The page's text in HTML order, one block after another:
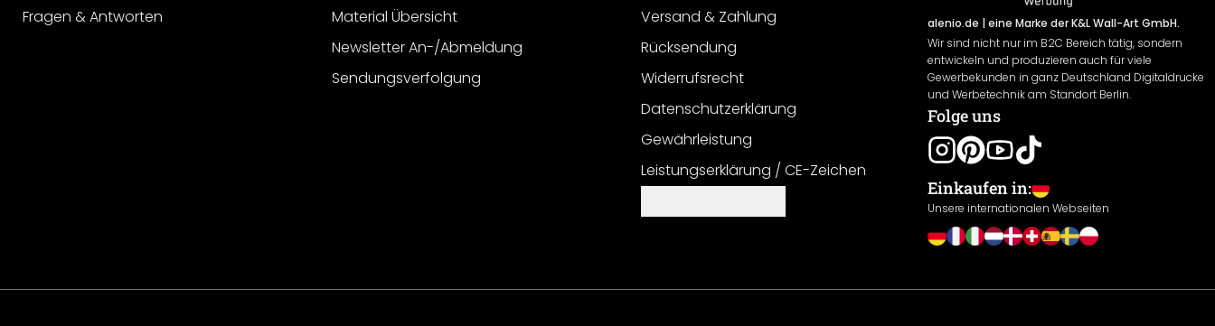
Fragen & Antworten
Material Übersicht
Newsletter An-/Abmeldung
Sendungsverfolgung
Versand & Zahlung
Rücksendung
Widerrufsrecht
Datenschutzerklärung
Gewährleistung
Leistungserklärung / CE-Zeichen
alenio.de | eine Marke der K&L Wall-Art GmbH.
Wir sind nicht nur im B2C Bereich tätig, sondern
entwickeln und produzieren auch für viele
Gewerbekunden in ganz Deutschland Digitaldrucke
und Werbetechnik am Standort Berlin.
Folge uns
Einkaufen in:
Unsere internationalen Webseiten